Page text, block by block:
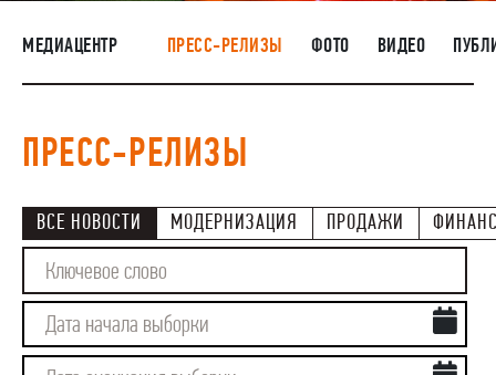
НАШИ ЛЮДИ
ОКРУЖАЮЩАЯ СРЕДА
РАСКРЫТИЕ ИНФОРМАЦИИ
ЗАКУПКИ
МЕДИАЦЕНТР ПРЕСС-РЕЛИЗЫ ФОТО ВИДЕО
ПРЕСС-РЕЛИЗЫ
ВСЕ НОВОСТИ МОДЕРНИЗАЦИЯ ПРОДАЖИ